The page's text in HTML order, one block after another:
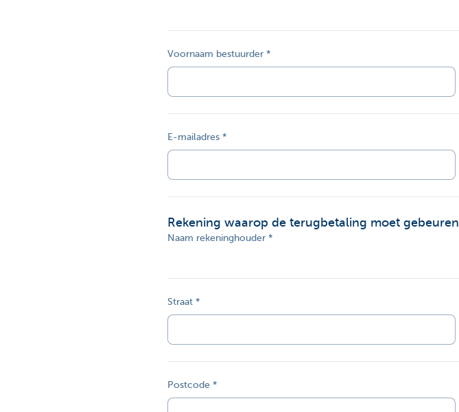
Voornaam bestuurder
E-mailadres
Rekening waarop de terugbetaling moet gebeuren
Naam rekeninghouder
Straat
Postcode